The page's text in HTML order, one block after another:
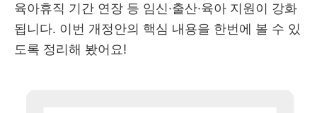
육아휴직 기간 연장 등 임신·출산·육아 지원이 강화
됩니다. 이번 개정안의 핵심 내용을 한번에 볼 수 있
도록 정리해 봤어요!